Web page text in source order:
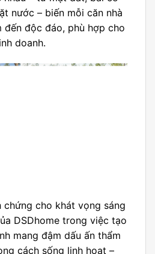
nước – biến mỗi căn nhà
độc đáo, phù hợp cho
doanh.
chứng cho khát vọng sáng
DSDhome trong việc tạo
mang đậm dấu ấn thẩm
cách sống linh hoạt –